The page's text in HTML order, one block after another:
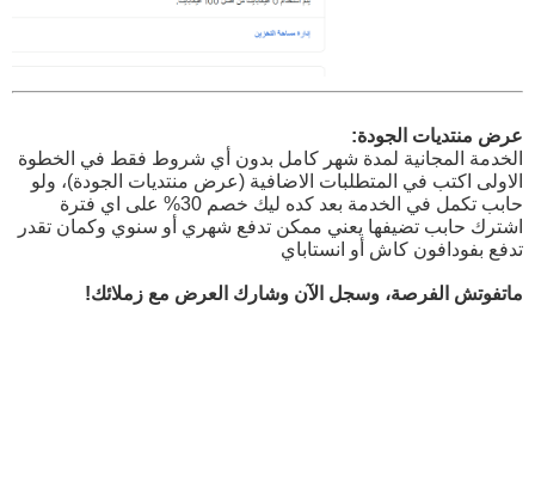
عرض منتديات الجودة:
الخدمة المجانية لمدة شهر كامل بدون أي شروط فقط في الخطوة
الاولى اكتب في المتطلبات الاضافية (عرض منتديات الجودة)، ولو
حابب تكمل في الخدمة بعد كده ليك خصم 30% على اي فترة
اشترك حابب تضيفها يعني ممكن تدفع شهري أو سنوي وكمان تقدر
تدفع بفودافون كاش أو انستاباي
ماتفوتش الفرصة، وسجل الآن وشارك العرض مع زملائك!